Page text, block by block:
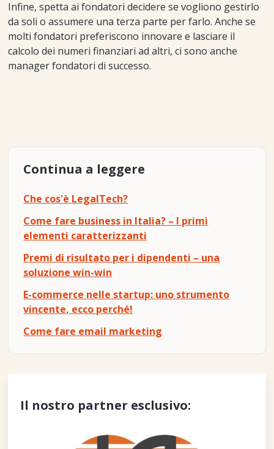
Infine, spetta ai fondatori decidere se vogliono gestirlo
da soli o assumere una terza parte per farlo. Anche se
molti fondatori preferiscono innovare e lasciare il
calcolo dei numeri finanziari ad altri, ci sono anche
manager fondatori di successo.
Continua a leggere
Che cos'è LegalTech?
Come fare business in Italia? – I primi
elementi caratterizzanti
Premi di risultato per i dipendenti – una
soluzione win-win
E-commerce nelle startup: uno strumento
vincente, ecco perché!
Come fare email marketing
Il nostro partner esclusivo: